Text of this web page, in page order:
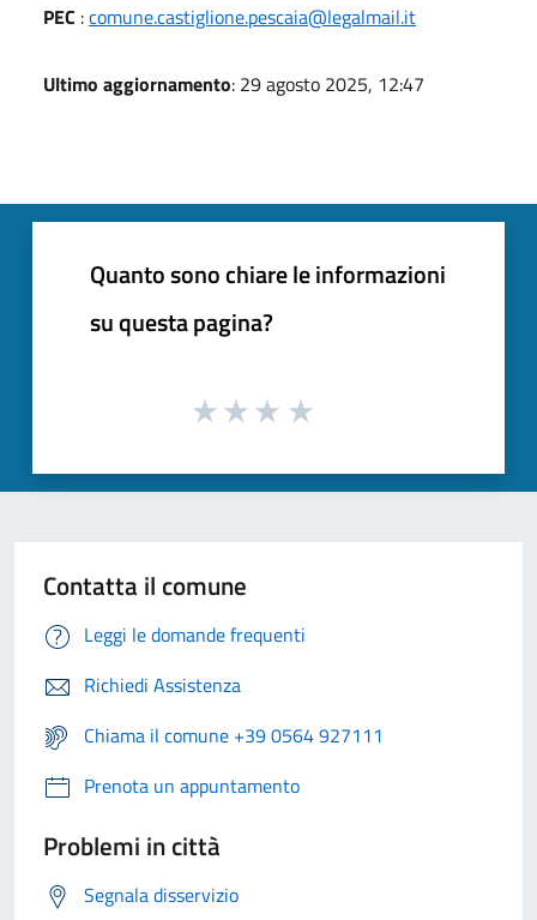
PEC :comune.castiglione.pescaia@legalmail.it
Ultimo aggiornamento: 29 agosto 2025, 12:47
Quanto sono chiare le informazioni
su questa pagina?
Contatta il comune
Leggi le domande frequenti
Richiedi Assistenza
Chiama il comune +39 0564 927111
Prenota un appuntamento
Problemi in città
Segnala disservizio